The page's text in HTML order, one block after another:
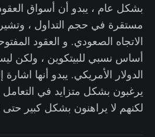
بشكل عام ، يبدو أن أسواق العقود
مستقرة في حجم التداول ،
الاتجاه الصعودي. و العقود
أساس نسبي للبيتكوين ، ولكن
الدولار الأمريكي. يبدو أنها اشارة
يرغبون بشكل متزايد في التعامل
لكنهم لا يراهنون بشكل كبير حتى